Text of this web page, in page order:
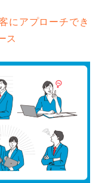
にアプローチでき
ス